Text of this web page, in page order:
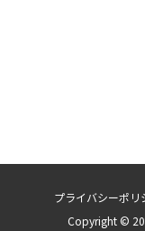
プライバシーポリ
Copyright ©